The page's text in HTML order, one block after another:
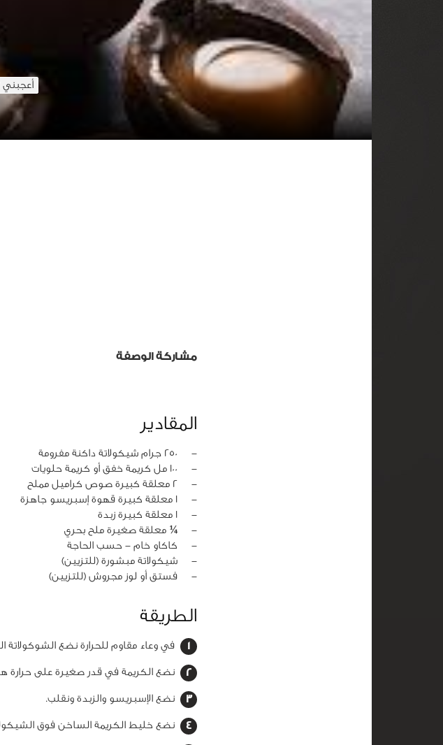
أعجبني
مشاركة الوصفة
المقادير
‏-
250 جرام شيكولاتة داكنة مفرومة
‏-
100 مل كريمة خفق أو كريمة حلويات
‏-
2 معلقة كبيرة صوص كراميل مملح
‏-
1 معلقة كبيرة قهوة إسبريسو جاهزة
‏-
1 معلقة كبيرة زبدة
‏-
¼ معلقة صغيرة ملح بحري
‏-
كاكاو خام - حسب الحاجة
‏-
شيكولاتة مبشورة (للتزيين)
‏-
فستق أو لوز مجروش (للتزيين)
الطريقة
في وعاء مقاوم للحرارة نضع الشوكولاتة
نضع الكريمة في قدر صغيرة على حرارة
نضع الإسبريسو والزبدة ونقلب.
نضع خليط الكريمة الساخن فوق